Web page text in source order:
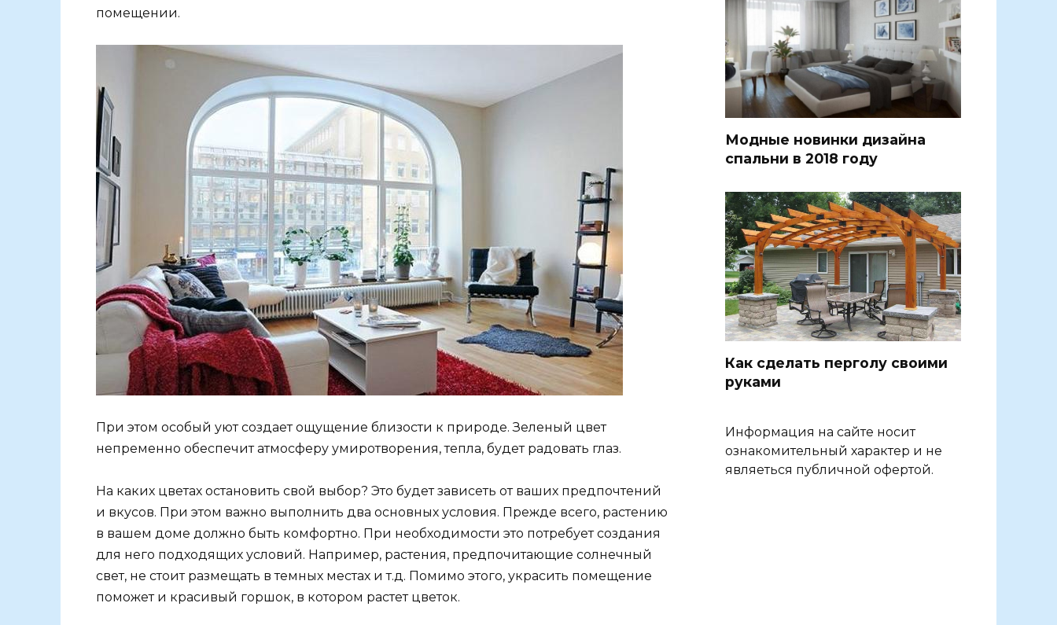
помещении.
При этом особый уют создает ощущение близости к природе. Зеленый цвет
непременно обеспечит атмосферу умиротворения, тепла, будет радовать глаз.
На каких цветах остановить свой выбор? Это будет зависеть от ваших предпочтений
и вкусов. При этом важно выполнить два основных условия. Прежде всего, растению
в вашем доме должно быть комфортно. При необходимости это потребует создания
для него подходящих условий. Например, растения, предпочитающие солнечный
свет, не стоит размещать в темных местах и т.д. Помимо этого, украсить помещение
поможет и красивый горшок, в котором растет цветок.
Модные новинки дизайна
спальни в 2018 году
Как сделать перголу своими
руками
Информация на сайте носит
ознакомительный характер и не
являеться публичной офертой.